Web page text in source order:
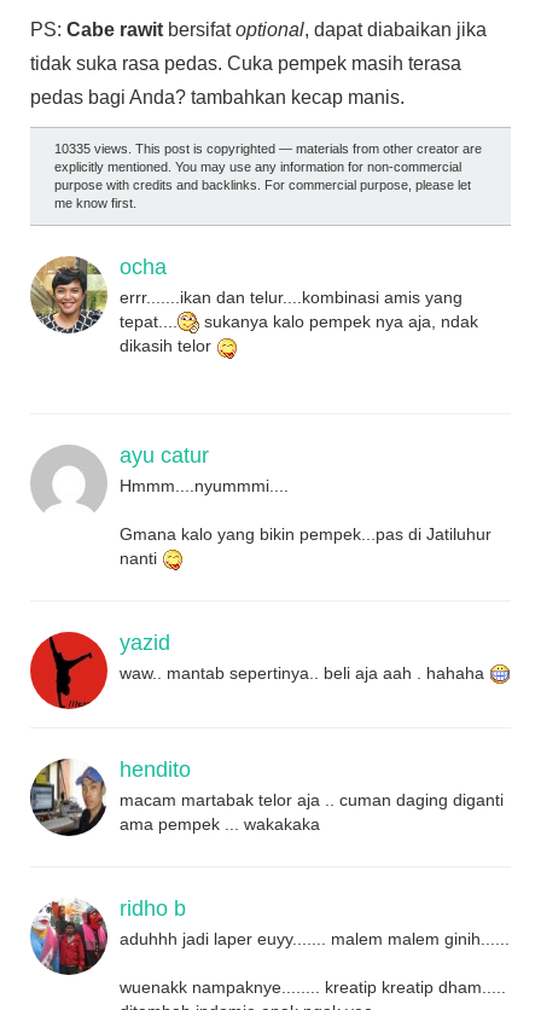
PS: Cabe rawit bersifatoptional, dapat diabaikan jika
tidak suka rasa pedas. Cuka pempek masih terasa
pedas bagi Anda? tambahkan kecap manis.
10335 views. This post is copyrighted — materials from other creator are
explicitly mentioned. You may use any information for non-commercial
purpose with credits and backlinks. For commercial purpose, please let
me know first.
ocha
errr.......ikan dan telur....kombinasi amis yang
tepat....
sukanya kalo pempek nya aja, ndak
dikasih telor
ayu catur
Hmmm....nyummmi....
Gmana kalo yang bikin pempek...pas di Jatiluhur
nanti
yazid
waw.. mantab sepertinya.. beli aja aah . hahaha
hendito
macam martabak telor aja .. cuman daging diganti
ama pempek ... wakakaka
ridho b
aduhhh jadi laper euyy....... malem malem ginih......
wuenakk nampaknye........ kreatip kreatip dham.....